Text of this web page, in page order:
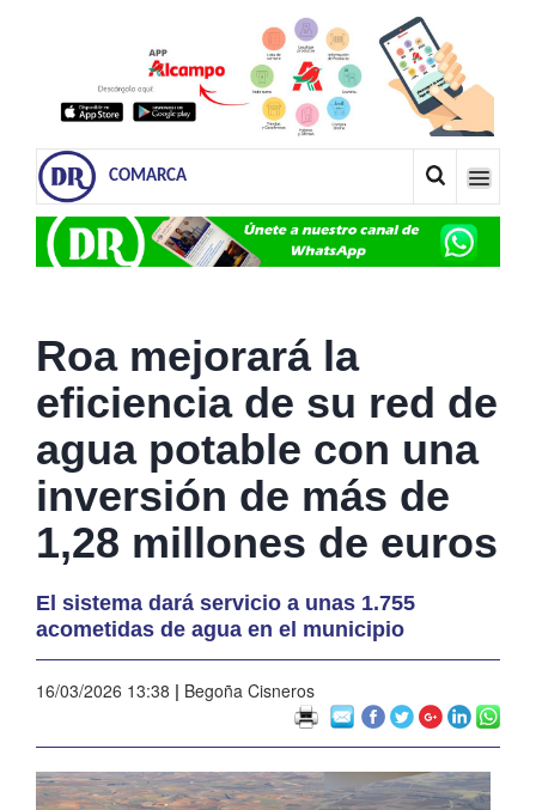
COMARCA
Roa mejorará la
eficiencia de su red de
agua potable con una
inversión de más de
1,28 millones de euros
El sistema dará servicio a unas 1.755
acometidas de agua en el municipio
16/03/2026 13:38 | Begoña Cisneros